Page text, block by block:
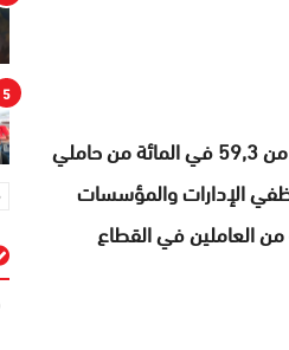
ووفق أرقام المندوبية السامية للتخطيط، فإن المشاركين في هذه العملية يتشكلون من 59,3 في المائة من حاملي
التعليم، و5,2 في المائة من موظفي الإدارات والمؤسسات
المندوبية السامية للتخطيط، و1,8 في المائة من العاملين في القطاع
5